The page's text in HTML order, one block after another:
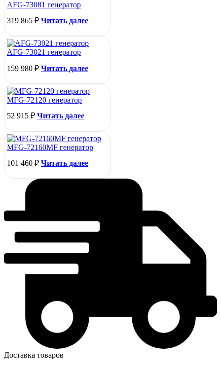
AFG-73081 генератор
319 865 ₽ Читать далее
AFG-73021 генератор
159 980 ₽ Читать далее
MFG-72120 генератор
52 915 ₽ Читать далее
MFG-72160MF генератор
101 460 ₽ Читать далее
Доставка товаров